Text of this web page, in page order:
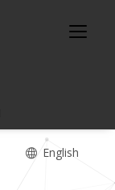
English